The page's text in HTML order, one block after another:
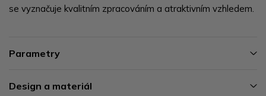
se vyznačuje kvalitním zpracováním a atraktivním vzhledem.
Parametry
Design a materiál